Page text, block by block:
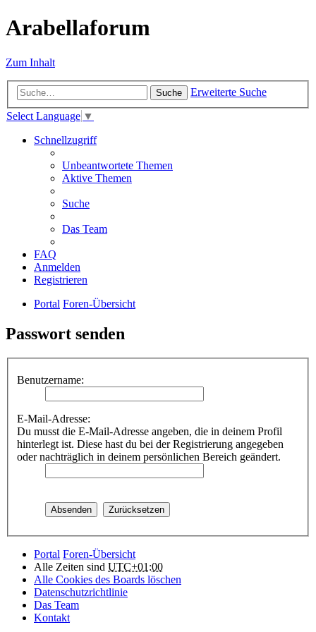
Arabellaforum
Zum Inhalt
Suche
Erweiterte Suche
Select Language ▼
Schnellzugriff
Unbeantwortete Themen
Aktive Themen
Suche
Das Team
FAQ
Anmelden
Registrieren
Portal Foren-Übersicht
Passwort senden
Benutzername:
E-Mail-Adresse:
Du musst die E-Mail-Adresse angeben, die in deinem Profil
hinterlegt ist. Diese hast du bei der Registrierung angegeben
oder nachträglich in deinem persönlichen Bereich geändert.
Portal Foren-Übersicht
Alle Zeiten sind UTC+01:00
Alle Cookies des Boards löschen
Datenschutzrichtlinie
Das Team
Kontakt